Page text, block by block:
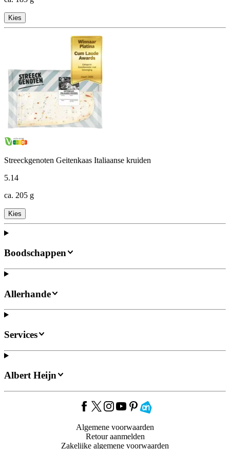
Kies
Streeckgenoten Geitenkaas Italiaanse kruiden
5.14
ca. 205 g
Kies
Boodschappen
Allerhande
Services
Albert Heijn
Algemene voorwaarden
Retour aanmelden
Zakelijke algemene voorwaarden